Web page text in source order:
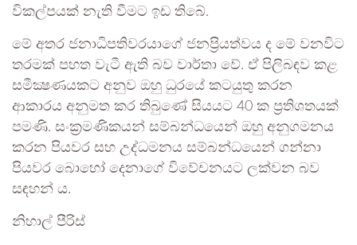
විකල්පයක් නැති වීමට ඉඩ තිබේ.
මේ අතර ජනාධිපතිවරයාගේ ජනප්‍රියත්වය ද මේ වනවිට
තරමක් පහත වැටී ඇති බව වාර්තා වේ. ඒ පිලිබඳව කළ
සමීක්‍ෂණයකට අනුව ඔහු ධුරයේ කටයුතු කරන
ආකාරය අනුමත කර තිබුණේ සියයට 40 ක ප්‍රතිශතයක්
පමණි. සංක්‍රමණිකයන් සම්බන්ධයෙන් ඔහු අනුගමනය
කරන පියවර සහ උද්ධමනය සම්බන්ධයෙන් ගන්නා
පියවර බොහෝ දෙනාගේ විවේචනයට ලක්වන බව
සඳහන් ය.
නිහාල් පීරිස්